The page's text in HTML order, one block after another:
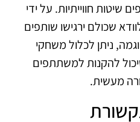
שיטות חווייתיות. על ידי
שכולם ירגישו שותפים
ניתן לכלול משחקי
להקנות למשתתפים
מעשית.